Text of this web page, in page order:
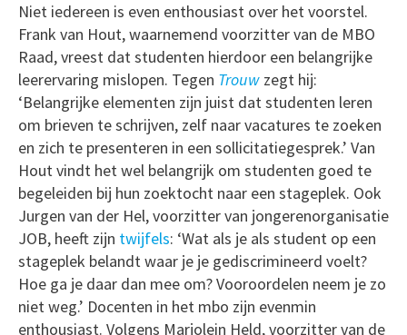
Niet iedereen is even enthousiast over het voorstel.
Frank van Hout, waarnemend voorzitter van de MBO
Raad, vreest dat studenten hierdoor een belangrijke
leerervaring mislopen. Tegen Trouw zegt hij:
‘Belangrijke elementen zijn juist dat studenten leren
om brieven te schrijven, zelf naar vacatures te zoeken
en zich te presenteren in een sollicitatiegesprek.’ Van
Hout vindt het wel belangrijk om studenten goed te
begeleiden bij hun zoektocht naar een stageplek. Ook
Jurgen van der Hel, voorzitter van jongerenorganisatie
JOB, heeft zijn twijfels: ‘Wat als je als student op een
stageplek belandt waar je je gediscrimineerd voelt?
Hoe ga je daar dan mee om? Vooroordelen neem je zo
niet weg.’ Docenten in het mbo zijn evenmin
enthousiast. Volgens Marjolein Held, voorzitter van de